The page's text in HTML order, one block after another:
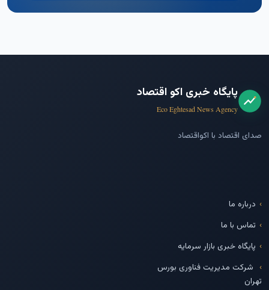
پایگاه خبری اکو اقتصاد
Eco Eghtesad News Agency
صدای اقتصاد با اکواقتصاد
درباره ما
تماس با ما
پایگاه خبری بازار سرمایه
شرکت مدیریت فناوری بورس
تهران